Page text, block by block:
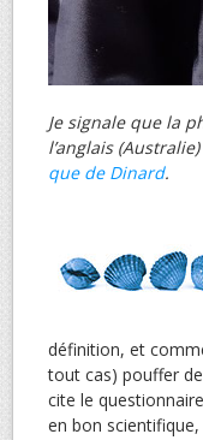
Je signale que la
l’anglais
que de Dinard.
définition, et
tout cas) pouffer
cite le
en bon